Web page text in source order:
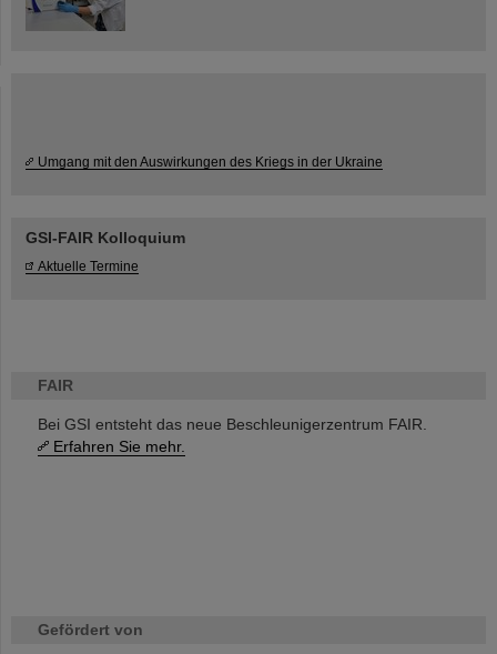
FAIR
Bei GSI entsteht das neue Beschleunigerzentrum FAIR.
Erfahren Sie mehr.
Gefördert von
Umgang mit den Auswirkungen des Kriegs in der Ukraine
GSI-FAIR Kolloquium
Aktuelle Termine